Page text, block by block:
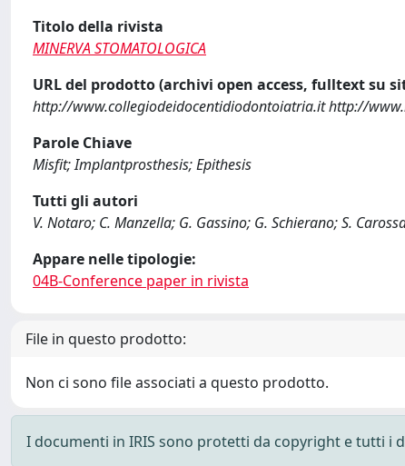
Titolo della rivista
MINERVA STOMATOLOGICA
URL del prodotto (archivi open access, fulltext su
http://www.collegiodeidocentidiodontoiatria.it http://
Parole Chiave
Misfit; Implantprosthesis; Epithesis
Tutti gli autori
V. Notaro; C. Manzella; G. Gassino; G. Schierano; S.
Appare nelle tipologie:
04B-Conference paper in rivista
File in questo prodotto:
Non ci sono file associati a questo prodotto.
I documenti in IRIS sono protetti da copyright e tutti i